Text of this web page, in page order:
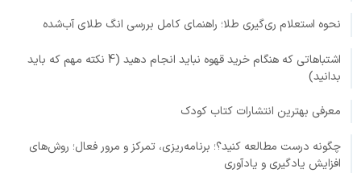
نحوه استعلام ری‌گیری طلا؛ راهنمای کامل بررسی انگ طلای آب‌شده
اشتباهاتی که هنگام خرید قهوه نباید انجام دهید (4 نکته مهم که باید
بدانید)
معرفی بهترین انتشارات کتاب کودک
چگونه درست مطالعه کنید؟؛ برنامه‌ریزی، تمرکز و مرور فعال؛ روش‌های
افزایش یادگیری و یادآوری